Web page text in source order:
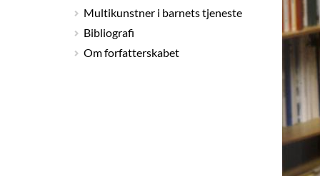
Multikunstner i barnets tjeneste
Bibliografi
Om forfatterskabet